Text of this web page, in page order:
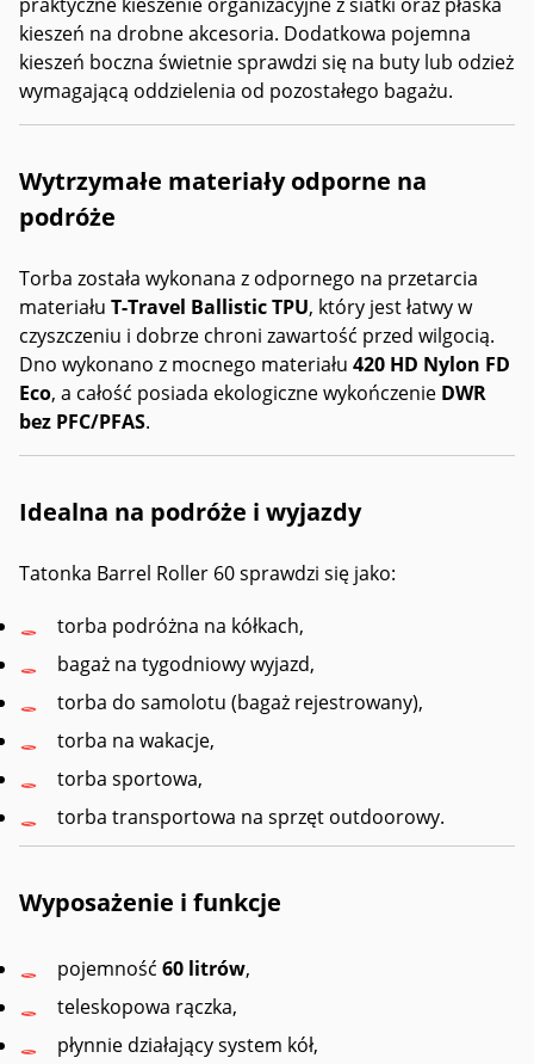
kieszeń na drobne akcesoria. Dodatkowa pojemna
kieszeń boczna świetnie sprawdzi się na buty lub odzież
wymagającą oddzielenia od pozostałego bagażu.
Wytrzymałe materiały odporne na
podróże
Torba została wykonana z odpornego na przetarcia
materiału T-Travel Ballistic TPU, który jest łatwy w
czyszczeniu i dobrze chroni zawartość przed wilgocią.
Dno wykonano z mocnego materiału 420 HD Nylon FD
Eco, a całość posiada ekologiczne wykończenie DWR
bez PFC/PFAS.
Idealna na podróże i wyjazdy
Tatonka Barrel Roller 60 sprawdzi się jako:
torba podróżna na kółkach,
bagaż na tygodniowy wyjazd,
torba do samolotu (bagaż rejestrowany),
torba na wakacje,
torba sportowa,
torba transportowa na sprzęt outdoorowy.
Wyposażenie i funkcje
pojemność 60 litrów,
teleskopowa rączka,
płynnie działający system kół,